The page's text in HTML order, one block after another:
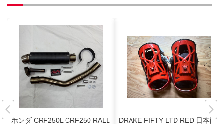
ホンダ CRF250L CRF250 RALL
DRAKE FIFTY LTD RED 日本限